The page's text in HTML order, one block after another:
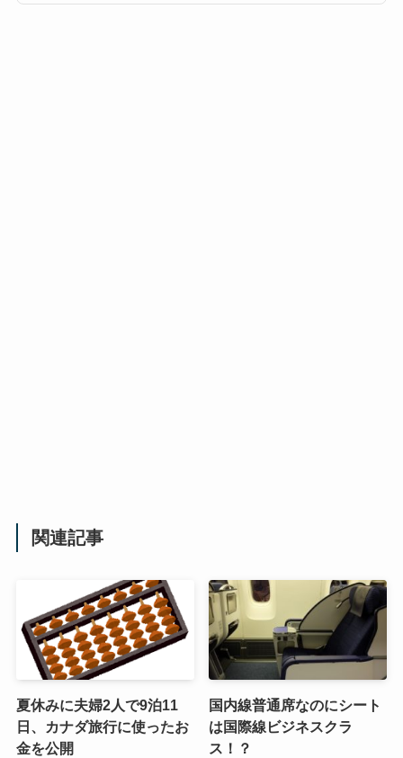
関連記事
夏休みに夫婦2人で9泊11
日、カナダ旅行に使ったお
金を公開
国内線普通席なのにシート
は国際線ビジネスクラ
ス！？